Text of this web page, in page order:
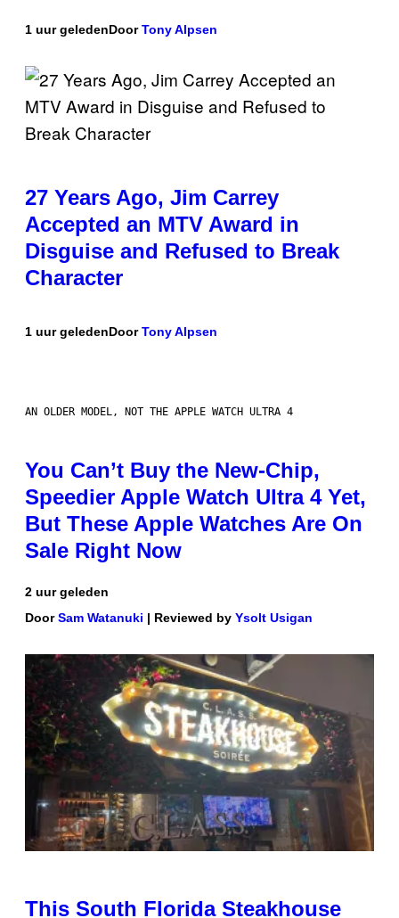
1 uur geledenDoorTony Alpsen
27 Years Ago, Jim Carrey
Accepted an MTV Award in
Disguise and Refused to Break
Character
1 uur geledenDoorTony Alpsen
AN OLDER MODEL, NOT THE APPLE WATCH ULTRA 4
You Can’t Buy the New-Chip,
Speedier Apple Watch Ultra 4 Yet,
But These Apple Watches Are On
Sale Right Now
2 uur geleden
DoorSam Watanuki | Reviewed by Ysolt Usigan
This South Florida Steakhouse